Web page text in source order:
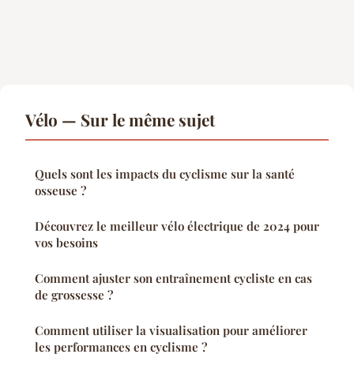
Vélo — Sur le même sujet
Quels sont les impacts du cyclisme sur la santé
osseuse ?
Découvrez le meilleur vélo électrique de 2024 pour
vos besoins
Comment ajuster son entraînement cycliste en cas
de grossesse ?
Comment utiliser la visualisation pour améliorer
les performances en cyclisme ?